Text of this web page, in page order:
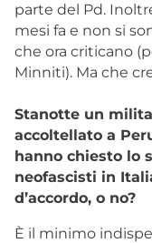
parte del Pd.
mesi fa e non si
che ora criticano
Minniti). Ma che
Stanotte un
accoltellato a
hanno chiesto lo
neofascisti in
d’accordo, o no?
È il minimo